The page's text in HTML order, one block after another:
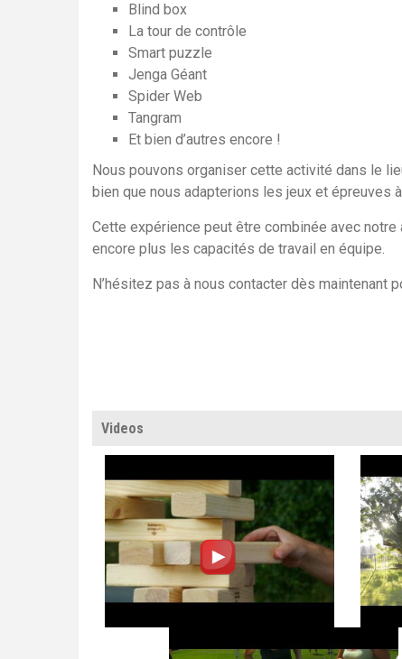
Blind box
La tour de contrôle
Smart puzzle
Jenga Géant
Spider Web
Tangram
Et bien d’autres encore !
Nous pouvons organiser cette activité dans le
bien que nous adapterions les jeux et épreuves
Cette expérience peut être combinée avec notre
encore plus les capacités de travail en équipe.
N’hésitez pas à nous contacter dès maintenant
Videos